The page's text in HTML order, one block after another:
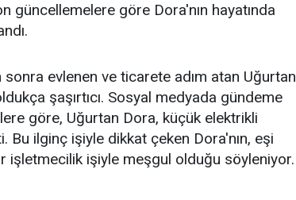
güncellemelere göre Dora'nın hayatında
sonra evlenen ve ticarete adım atan Uğurtan
şaşırtıcı. Sosyal medyada gündeme
göre, Uğurtan Dora, küçük elektrikli
Bu ilginç işiyle dikkat çeken Dora'nın, eşi
işletmecilik işiyle meşgul olduğu söyleniyor.